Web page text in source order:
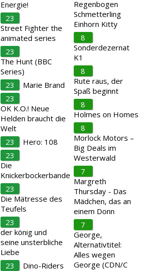
Energie!
23
Street Fighter the
animated series
23
The Hunt (BBC
Series)
23
Marie Brand
23
OK K.O.! Neue
Helden braucht die
Welt
23
Hero: 108
23
Die
Knickerbockerbande
23
Die Mätresse des
Teufels
23
der könig und
seine unsterbliche
Liebe
23
Dino-Riders
Regenbogen
Schmetterling
Einhorn Kitty
8
Sonderdezernat
K1
8
Rute raus, der
Spaß beginnt
8
Holmes on Homes
8
Morlock Motors –
Big Deals im
Westerwald
7
Margreth
Thursday - Das
Mädchen, das an
einem Donn
7
George,
Alternativtitel:
Alles wegen
George (CDN/C